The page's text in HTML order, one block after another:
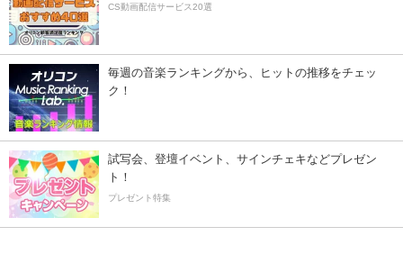
CS動画配信サービス20選
毎週の音楽ランキングから、ヒットの推移をチェッ
ク！
試写会、登壇イベント、サインチェキなどプレゼン
ト！
プレゼント特集